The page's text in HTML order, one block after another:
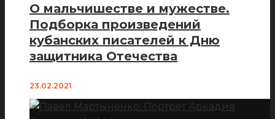
О мальчишестве и мужестве.
Подборка произведений
кубанских писателей к Дню
защитника Отечества
23.02.2021